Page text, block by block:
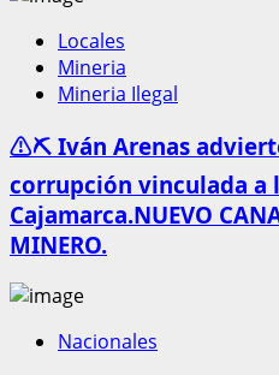
Locales
Mineria
Mineria Ilegal
⚠️⛏️ Iván Arenas
corrupción vinculada a
Cajamarca.NUEVO
MINERO.
Nacionales